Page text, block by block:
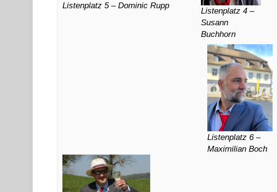
Listenplatz 4 –
Susann
Buchhorn
Listenplatz 5 – Dominic Rupp
Listenplatz 6 –
Maximilian Boch